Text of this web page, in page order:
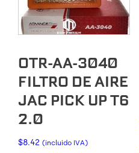
OTR-AA-3040
FILTRO DE AIRE
JAC PICK UP T6
2.0
$8.42 (incluido IVA)